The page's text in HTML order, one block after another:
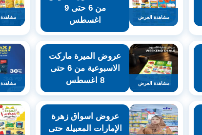
مشاهدة العرض
من 6 حتى 9
اغسطس
مشاهدة العرض
عروض الميرة ماركت
الاسبوعية من 6 حتى
8 اغسطس
عروض اسواق زهرة
الإمارات المعبيلة حتى